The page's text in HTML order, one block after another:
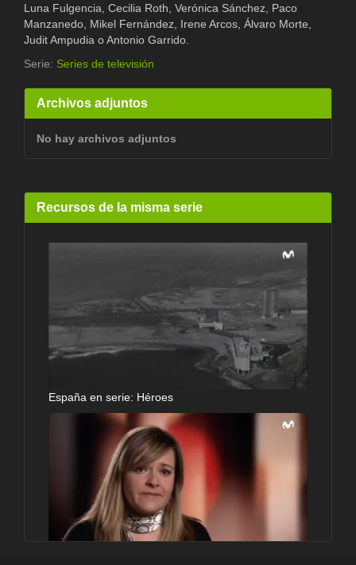
Luna Fulgencia, Cecilia Roth, Verónica Sánchez, Paco
Manzanedo, Mikel Fernández, Irene Arcos, Álvaro Morte,
Judit Ampudia o Antonio Garrido.
Serie: Series de televisión
Archivos adjuntos
No hay archivos adjuntos
Recursos de la misma serie
España en serie: Héroes